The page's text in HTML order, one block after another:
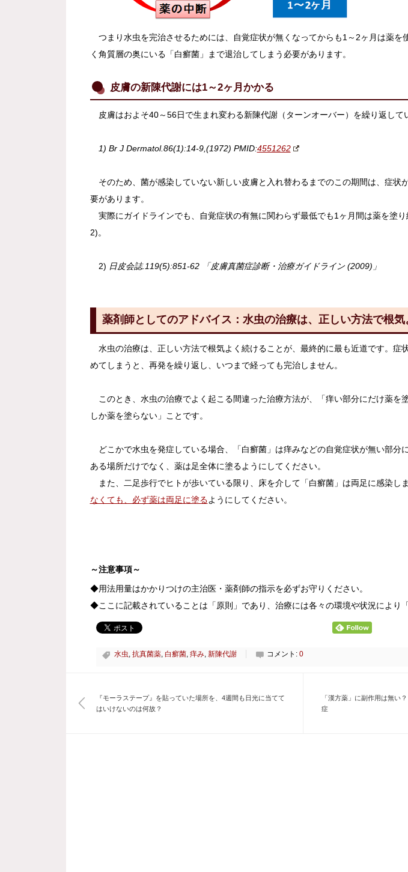
つまり水虫を完治させるためには、自覚症状が無くなってからも1～2ヶ月は薬を
く角質層の奥にいる「白癬菌」まで退治してしまう必要があります。
皮膚の新陳代謝には1～2ヶ月かかる
皮膚はおよそ40～56日で生まれ変わる新陳代謝（ターンオーバー）を繰り返して
1) Br J Dermatol.86(1):14-9,(1972) PMID:4551262
そのため、菌が感染していない新しい皮膚と入れ替わるまでのこの期間は、症状
要があります。
実際にガイドラインでも、自覚症状の有無に関わらず最低でも1ヶ月間は薬を塗
2)。
2) 日皮会誌.119(5):851-62 「皮膚真菌症診断・治療ガイドライン (2009)」
薬剤師としてのアドバイス：水虫の治療は、正しい方法で根気
水虫の治療は、正しい方法で根気よく続けることが、最終的に最も近道です。症
めてしまうと、再発を繰り返し、いつまで経っても完治しません。
このとき、水虫の治療でよく起こる間違った治療方法が、「痒い部分にだけ薬を
しか薬を塗らない」ことです。
どこかで水虫を発症している場合、「白癬菌」は痒みなどの自覚症状が無い部分
ある場所だけでなく、薬は足全体に塗るようにしてください。
また、二足歩行でヒトが歩いている限り、床を介して「白癬菌」は両足に感染しま
なくても、必ず薬は両足に塗るようにしてください。
～注意事項～
◆用法用量はかかりつけの主治医・薬剤師の指示を必ずお守りください。
◆ここに記載されていることは「原則」であり、治療には各々の環境や状況により
水虫 抗真菌薬, 白癬菌, 痒み, 新陳代謝 コメント: 0
『モーラステープ』を貼っていた場所を、4週間も日光に当てて
はいけないのは何故？
「漢方薬」に副作用は無い
症